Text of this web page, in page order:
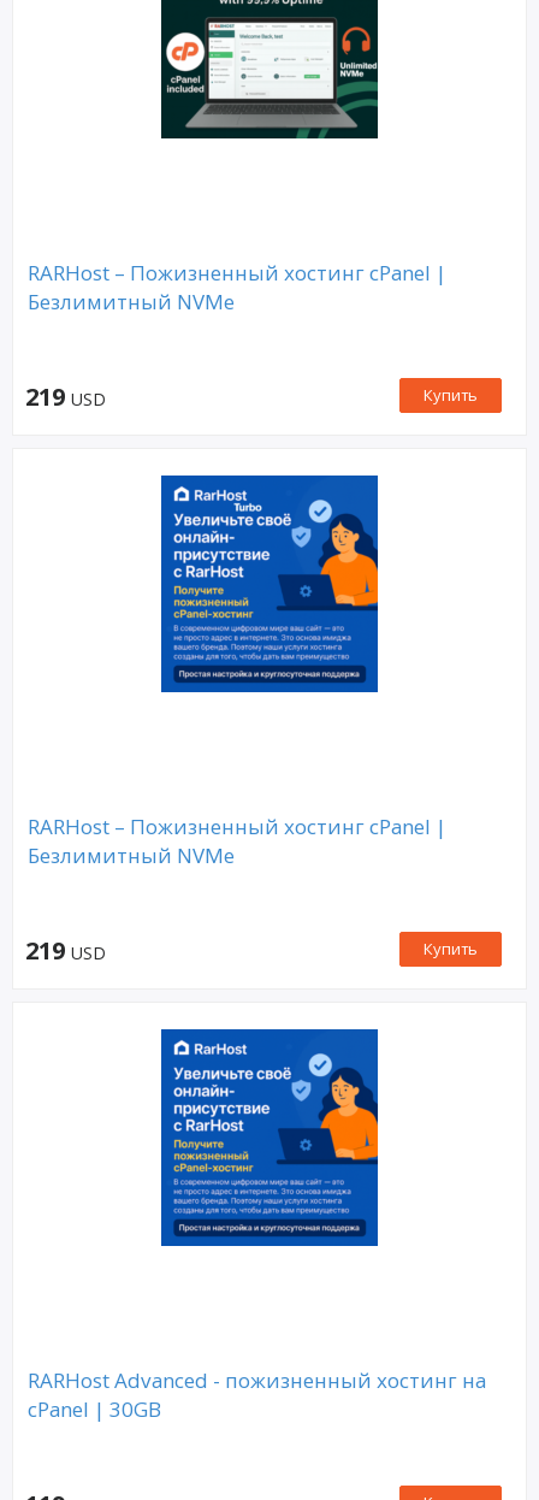
RARHost – Пожизненный хостинг cPanel |
Безлимитный NVMe
219 USD Купить
RARHost – Пожизненный хостинг cPanel |
Безлимитный NVMe
219 USD Купить
RARHost Advanced - пожизненный хостинг на
cPanel | 30GB